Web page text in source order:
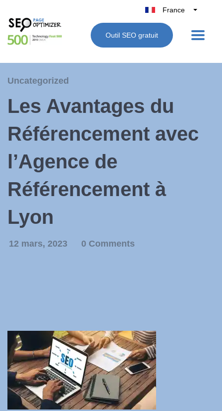
France
Belgique
België
España
Outil SEO gratuit
Uncategorized
Les Avantages du
Référencement avec
l’Agence de
Référencement à
Lyon
12 mars, 2023 0 Comments